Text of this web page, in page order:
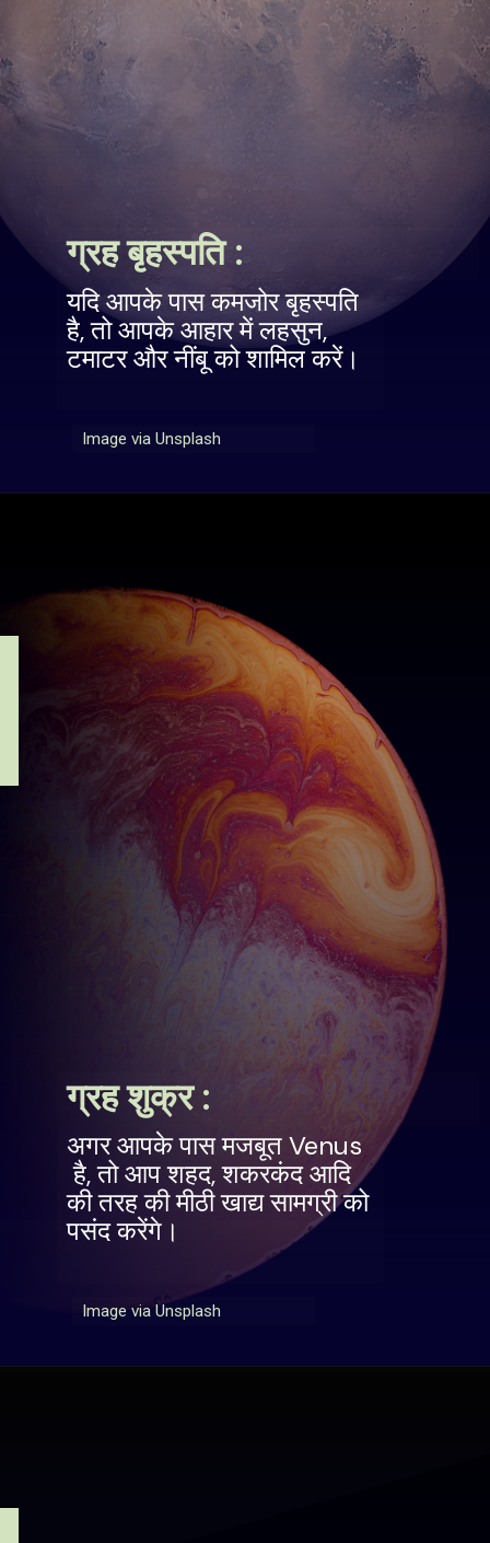
Image via Unsplash
यदि आपके पास कमजोर बृहस्पति
है, तो आपके आहार में लहसुन,
टमाटर और नींबू को शामिल करें।
ग्रह बृहस्पति :
Image via Unsplash
अगर आपके पास मजबूत Venus
है, तो आप शहद, शकरकंद आदि
की तरह की मीठी खाद्य सामग्री को
पसंद करेंगे।
ग्रह शुक्र :